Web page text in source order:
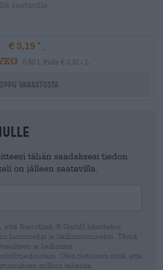
saatavilla
€ 3,19
0,50 L Pullo € 3,32 / L
varastosta
tähän saadaksesi tiedon
on jälleen saatavilla.
että Bierothek ® GmbH käsittelee
luomiseksi ja hallinnoimiseksi. Tämä
ja hallinnan
Olen tietoinen siitä, että
milloin tahansa